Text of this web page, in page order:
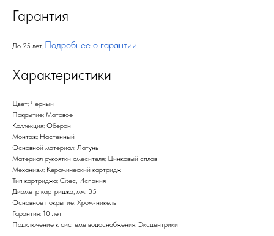
Гарантия
До 25 лет. Подробнее о гарантии.
Характеристики
Цвет: Черный
Покрытие: Матовое
Коллекция: Оберон
Монтаж: Настенный
Основной материал: Латунь
Материал рукоятки смесителя: Цинковый сплав
Механизм: Керамический картридж
Тип картриджа: Citec, Испания
Диаметр картриджа, мм: 35
Основное покрытие: Хром-никель
Гарантия: 10 лет
Подключение к системе водоснабжения: Эксцентрики